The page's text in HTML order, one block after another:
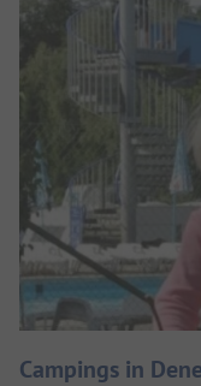
Campings in